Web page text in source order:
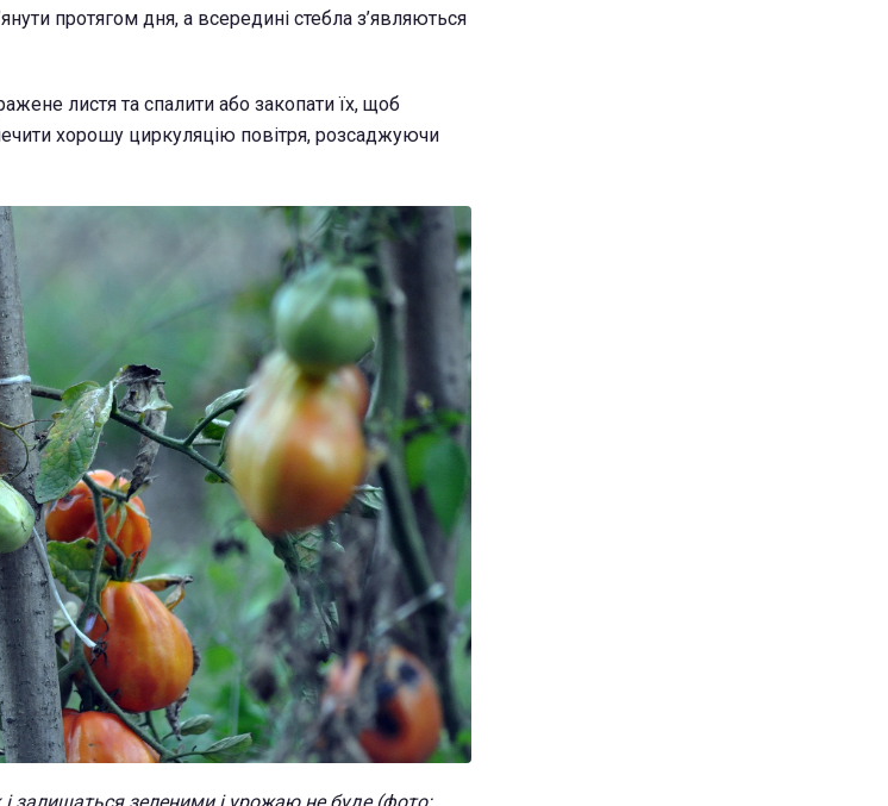
протягом дня, а всередині стебла з’являються
листя та спалити або закопати їх, щоб
хорошу циркуляцію повітря, розсаджуючи
залишаться зеленими і урожаю не буде (фото: